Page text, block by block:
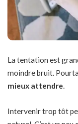
La tentation est
moindre bruit.
mieux attendre.
Intervenir trop tôt